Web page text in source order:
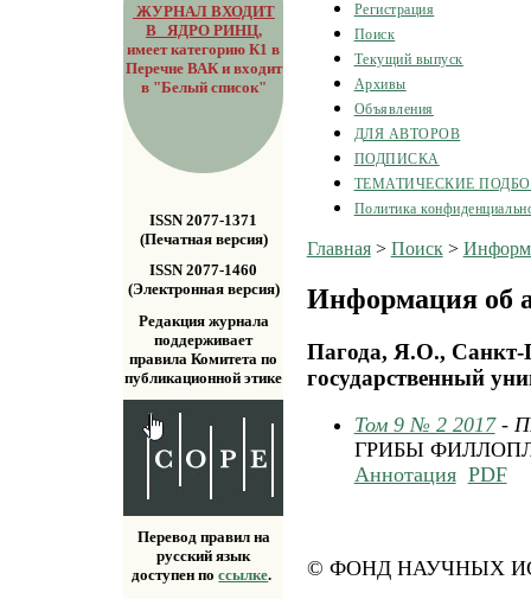
ЖУРНАЛ ВХОДИТ
В ЯДРО РИНЦ,
имеет категорию К1 в
Перечне ВАК и входит
в "Белый список"
ISSN 2077-1371
(Печатная версия)
ISSN 2077-1460
(Электронная версия)
Редакция журнала
поддерживает
правила Комитета по
публикационной этике
Перевод правил на
русский язык
доступен поссылке.
Регистрация
Поиск
Текущий выпуск
Архивы
Объявления
ДЛЯ АВТОРОВ
ПОДПИСКА
ТЕМАТИЧЕСКИЕ
Политика
Главная> Поиск>
Информация об
Пагода, Я.О., Санкт-
государственный
Том 9 № 2 2017-
ГРИБЫ
Аннотация PDF
© ФОНД НАУЧНЫХ